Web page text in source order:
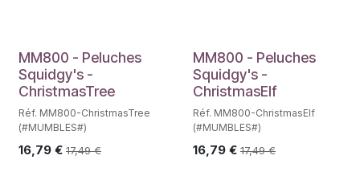
MM800 - Peluches
Squidgy's -
ChristmasTree
Réf. MM800-ChristmasTree
(#MUMBLES#)
16,79 € 17,49€
MM800 - Peluches
Squidgy's -
ChristmasElf
Réf. MM800-ChristmasElf
(#MUMBLES#)
16,79€ 17,49€